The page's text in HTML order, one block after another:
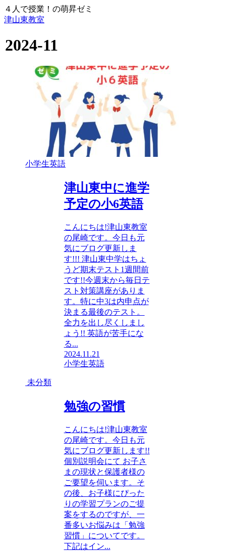
４人で授業！の萌昇ゼミ
津山東教室
2024-11
小学生英語
津山東中に進学
予定の小6英語
こんにちは!津山東教室
の尾崎です。今日も元
気にブログ更新しま
す!!! 津山東中学はちょ
うど期末テスト1週間前
です!!今週末から毎日テ
スト対策講座がありま
す。特に中3は内申点が
決まる最後のテスト。
全力を出し尽くしまし
ょう!! 英語が苦手にな
る...
2024.11.21
小学生英語
未分類
勉強の習慣
こんにちは!津山東教室
の尾崎です。今日も元
気にブログ更新します!!
個別説明会にて お子さ
まの現状と保護者様の
ご要望を伺います。そ
の後、お子様にぴった
りの学習プランのご提
案をするのですが、一
番多いお悩みは「勉強
習慣」についてです。
下記はイン...